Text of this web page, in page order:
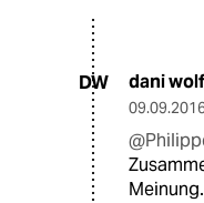
DW dani wolf
Meinung.